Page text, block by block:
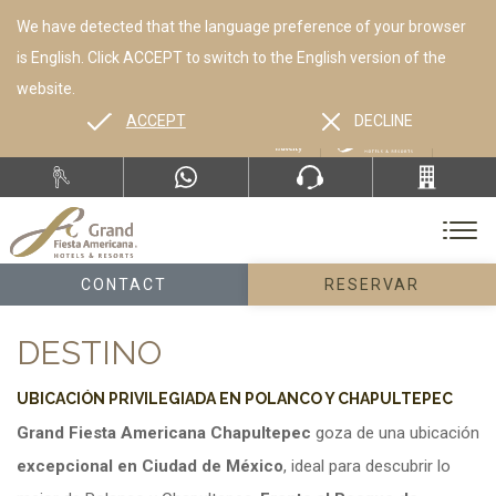
CONTACT RESERVAR
We have detected that the language preference of your browser
is English. Click ACCEPT to switch to the English version of the
website.
ACCEPT
DECLINE
DESTINO
UBICACIÓN PRIVILEGIADA EN POLANCO Y CHAPULTEPEC
Grand Fiesta Americana Chapultepec goza de una ubicación
excepcional en Ciudad de México, ideal para descubrir lo